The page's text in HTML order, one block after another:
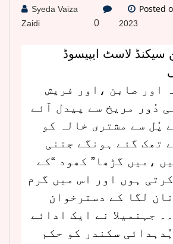
Syeda Vaiza
Zaidi
0
Posted
2023
سیکنڈ لاسٹ ایپیسوڈ
اور صابن ،اور فریش
دُور مریخ سے پیدل آئے
پُل سے مشتری خالہ کو
تھک گئے ہونگے جتنی
،میں گڑھا” کھود “کے
ہوں اور اس میں گرم
لگا کے دسترخوان
جہنمیلا نے ایک ادائے
سکندر کو حکم